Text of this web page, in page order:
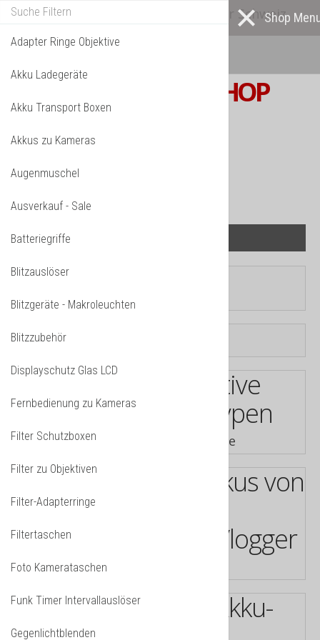
Alle* Artikel ab eigenem Lager in der Schweiz
lieferbar! *
Mehr darüber...
S W I S S PHOTOSHOP
IHR WARENKORB IST NOCH LEER.
Adapter Ringe Objektive
Adapter Ringe Objektive
Akku Ladegeräte
Akku Transport Boxen
Akkus zu Kameras
Augenmuschel
Ausverkauf - Sale
Batteriegriffe
Blitzauslöser
Blitzgeräte - Makroleuchten
Blitzzubehör
Displayschutz Glas LCD
Fernbedienung zu Kameras
Filter Schutzboxen
Filter zu Objektiven
Filter-Adapterringe
Filtertaschen
Foto Kamerataschen
Funk Timer Intervallauslöser
Gegenlichtblenden